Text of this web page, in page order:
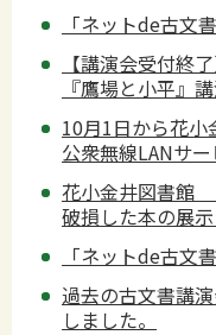
「ネットde古文
【講演会受付終
『鷹場と小平』
10月1日から花小
公衆無線LANサ
花小金井図書館
破損した本の展
「ネットde古文
過去の古文書講
しました。